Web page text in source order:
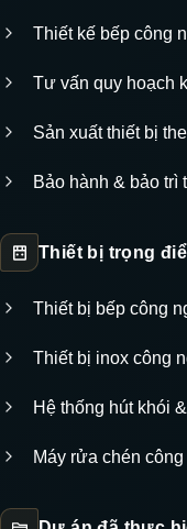
Thiết kế bếp công
Tư vấn quy hoạch
Sản xuất thiết bị
Bảo hành & bảo trì
Thiết bị trọng
Thiết bị bếp công
Thiết bị inox công
Hệ thống hút khói
Máy rửa chén